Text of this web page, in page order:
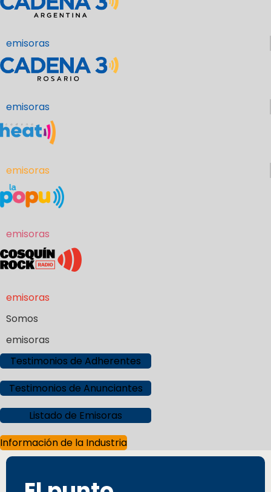
emisoras
emisoras
emisoras
emisoras
emisoras
Somos
emisoras
Testimonios de Adherentes
Testimonios de Anunciantes
Listado de Emisoras
Información de la Industria